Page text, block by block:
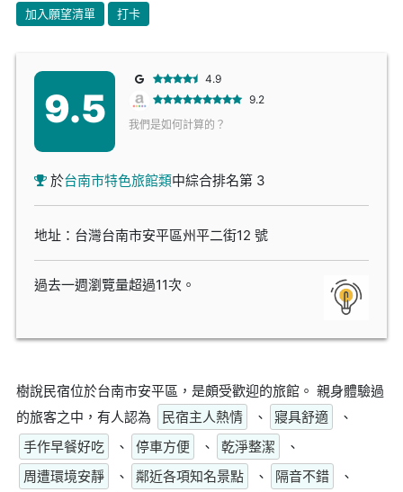
加入願望清單 打卡
9.5
4.9
9.2
我們是如何計算的？
於台南市特色旅館類中綜合排名第 3
地址：台灣台南市安平區州平二街12 號
過去一週瀏覽量超過11次。
樹說民宿位於台南市安平區，是頗受歡迎的旅館。 親身體驗過
的旅客之中，有人認為
民宿主人熱情 、 寢具舒適
、
手作早餐好吃
、 停車方便 、 乾淨整潔
、
周遭環境安靜
、 鄰近各項知名景點 、 隔音不錯
、